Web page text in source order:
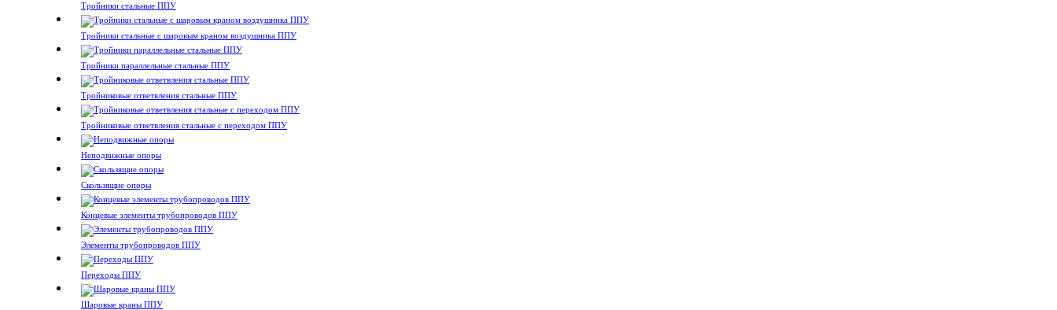
Тройники стальные ППУ
Тройники стальные с шаровым краном воздушника ППУ
Тройники параллельные стальные ППУ
Тройниковые ответвления стальные ППУ
Тройниковые ответвления стальные с переходом ППУ
Неподвижные опоры
Скользящие опоры
Концевые элементы трубопроводов ППУ
Элементы трубопроводов ППУ
Переходы ППУ
Шаровые краны ППУ